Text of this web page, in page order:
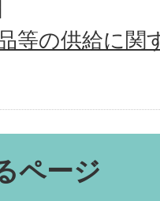
等の供給に関
ページ